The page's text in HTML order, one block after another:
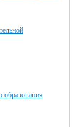
образования